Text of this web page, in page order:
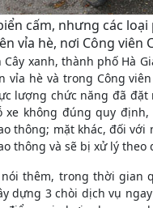
cấm, nhưng các
vỉa hè, nơi Công viên
Cây xanh, thành phố Hà
hè và trong Công
lượng chức năng đã
xe không đúng quy
thông; mặt khác, đối
thông và sẽ bị xử lý theo
thêm, trong thời gian
dựng 3 chòi dịch vụ